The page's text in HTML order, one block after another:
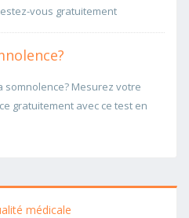
vous gratuitement
somnolence? Mesurez votre
gratuitement avec ce test en
médicale